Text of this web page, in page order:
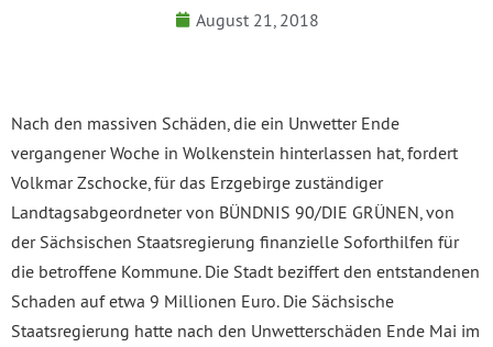
August 21, 2018
Nach den massiven Schäden, die ein Unwetter Ende
vergangener Woche in Wolkenstein hinterlassen hat, fordert
Volkmar Zschocke, für das Erzgebirge zuständiger
Landtagsabgeordneter von BÜNDNIS 90/DIE GRÜNEN, von
der Sächsischen Staatsregierung finanzielle Soforthilfen für
die betroffene Kommune. Die Stadt beziffert den entstandenen
Schaden auf etwa 9 Millionen Euro. Die Sächsische
Staatsregierung hatte nach den Unwetterschäden Ende Mai im